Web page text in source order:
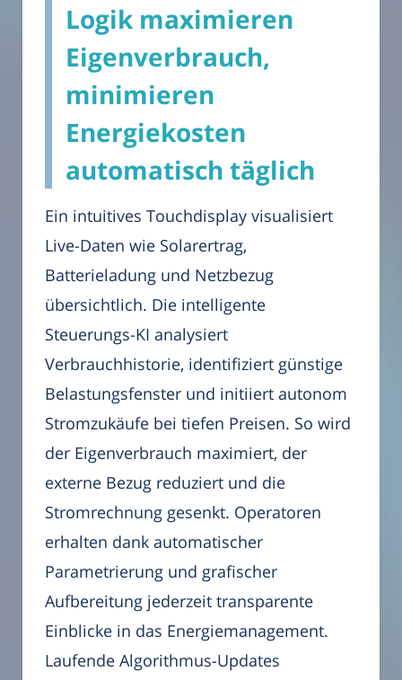
Logik maximieren
Eigenverbrauch,
minimieren
Energiekosten
automatisch täglich
Ein intuitives Touchdisplay visualisiert
Live-Daten wie Solarertrag,
Batterieladung und Netzbezug
übersichtlich. Die intelligente
Steuerungs-KI analysiert
Verbrauchhistorie, identifiziert günstige
Belastungsfenster und initiiert autonom
Stromzukäufe bei tiefen Preisen. So wird
der Eigenverbrauch maximiert, der
externe Bezug reduziert und die
Stromrechnung gesenkt. Operatoren
erhalten dank automatischer
Parametrierung und grafischer
Aufbereitung jederzeit transparente
Einblicke in das Energiemanagement.
Laufende Algorithmus-Updates